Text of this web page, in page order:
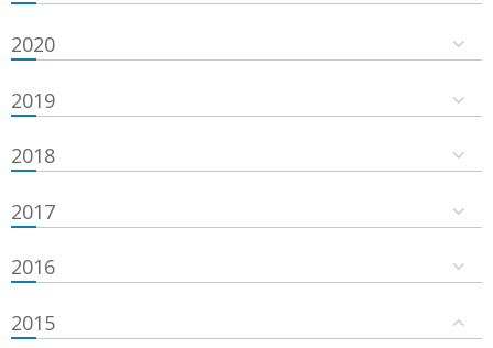
2020
2019
2018
2017
2016
2015